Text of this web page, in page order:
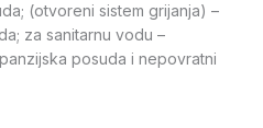
(otvoreni sistem grijanja) –
za sanitarnu vodu –
posuda i nepovratni